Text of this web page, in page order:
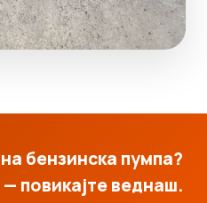
бензинска пумпа?
повикајте веднаш.